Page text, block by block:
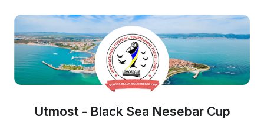
Utmost - Black Sea Nesebar Cup